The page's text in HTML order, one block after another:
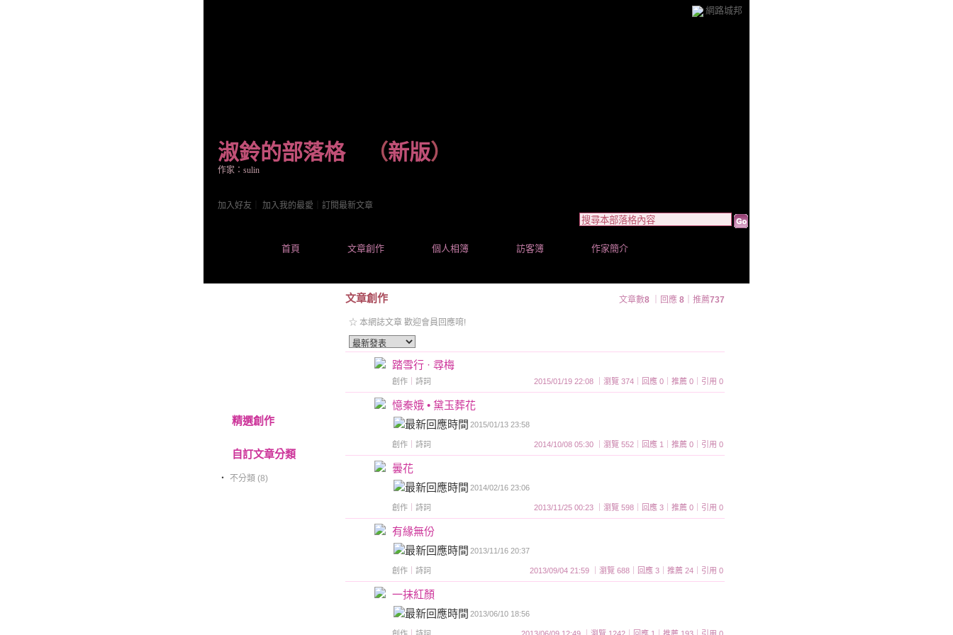
網路城邦
淑鈴的部落格（新版）
首頁 文章創作 個人相簿 訪客簿 作家簡介
加入好友 加入我的最愛 訂閱最新文章
作家：sulin
精選創作
自訂文章分類
‧ 不分類 (8)
文章創作 文章數8 ｜回應 8 ｜推薦737
☆ 本網誌文章 歡迎會員回應唷!
踏雪行 · 尋梅
創作 詩詞 2015/01/19 22:08 ｜瀏覽 374｜回應 0｜推薦 0｜引用 0
憶秦娥 • 黛玉葬花
2015/01/13 23:58
創作 詩詞 2014/10/08 05:30 ｜瀏覽 552｜回應 1｜推薦 0｜引用 0
曇花
2014/02/16 23:06
創作 詩詞 2013/11/25 00:23 ｜瀏覽 598｜回應 3｜推薦 0｜引用 0
有緣無份
2013/11/16 20:37
創作 詩詞 2013/09/04 21:59 ｜瀏覽 688｜回應 3｜推薦 24｜引用 0
一抹紅顏
2013/06/10 18:56